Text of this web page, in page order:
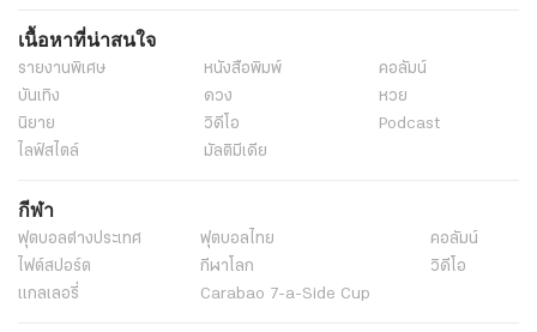
เนื้อหาที่น่าสนใจ
รายงานพิเศษ หนังสือพิมพ์
คอลัมน์
บันเทิง
ดวง
หวย
นิยาย
วิดีโอ
Podcast
ไลฟ์สไตล์
มัลติมีเดีย
กีฬา
ฟุตบอลต่่างประเทศ ฟุตบอลไทย
คอลัมน์
ไฟต์สปอร์ต
กีฬาโลก
วิดีโอ
แกลเลอรี่
Carabao 7-a-Side Cup